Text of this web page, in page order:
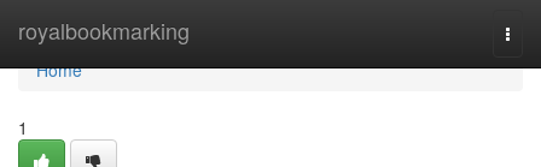
royalbookmarking
Home
Home
1